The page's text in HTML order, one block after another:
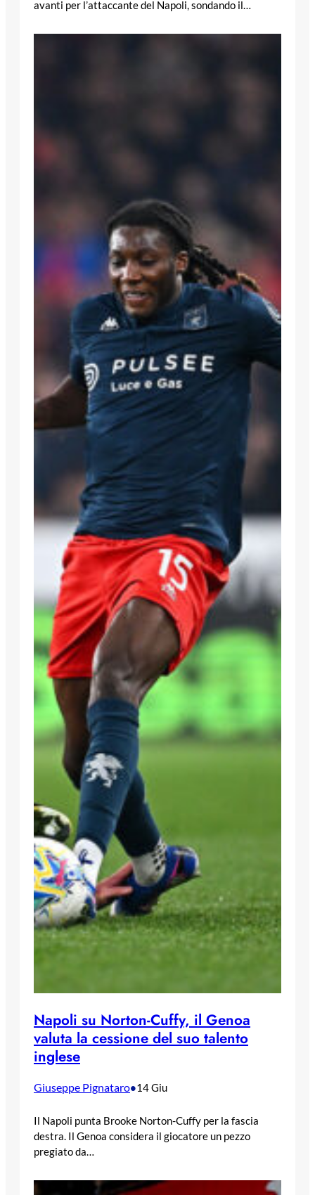
avanti per l’attaccante del Napoli, sondando il…
Napoli su Norton-Cuffy, il Genoa
valuta la cessione del suo talento
inglese
Giuseppe Pignataro•14 Giu
Il Napoli punta Brooke Norton-Cuffy per la fascia
destra. Il Genoa considera il giocatore un pezzo
pregiato da…